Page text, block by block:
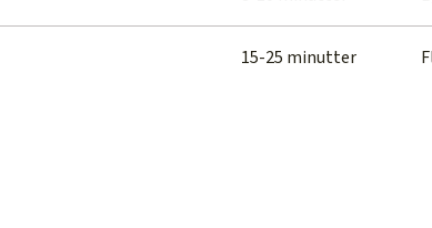
15-25 minutter